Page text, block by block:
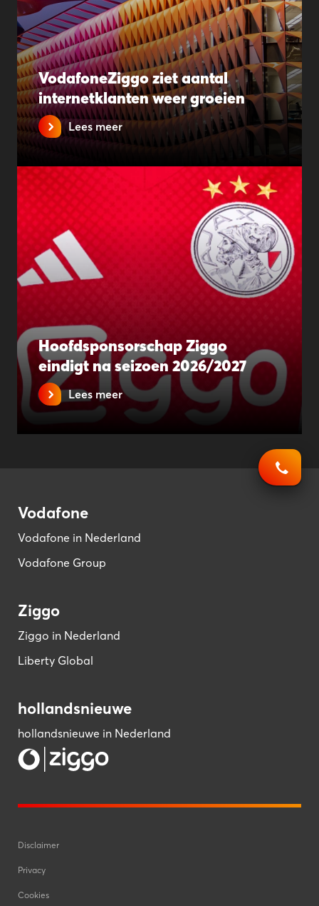
VodafoneZiggo ziet aantal
internetklanten weer groeien
Lees meer
Hoofdsponsorschap Ziggo
eindigt na seizoen 2026/2027
Lees meer
Vodafone
Vodafone in Nederland
Vodafone Group
Ziggo
Ziggo in Nederland
Liberty Global
hollandsnieuwe
hollandsnieuwe in Nederland
Disclaimer
Privacy
Cookies